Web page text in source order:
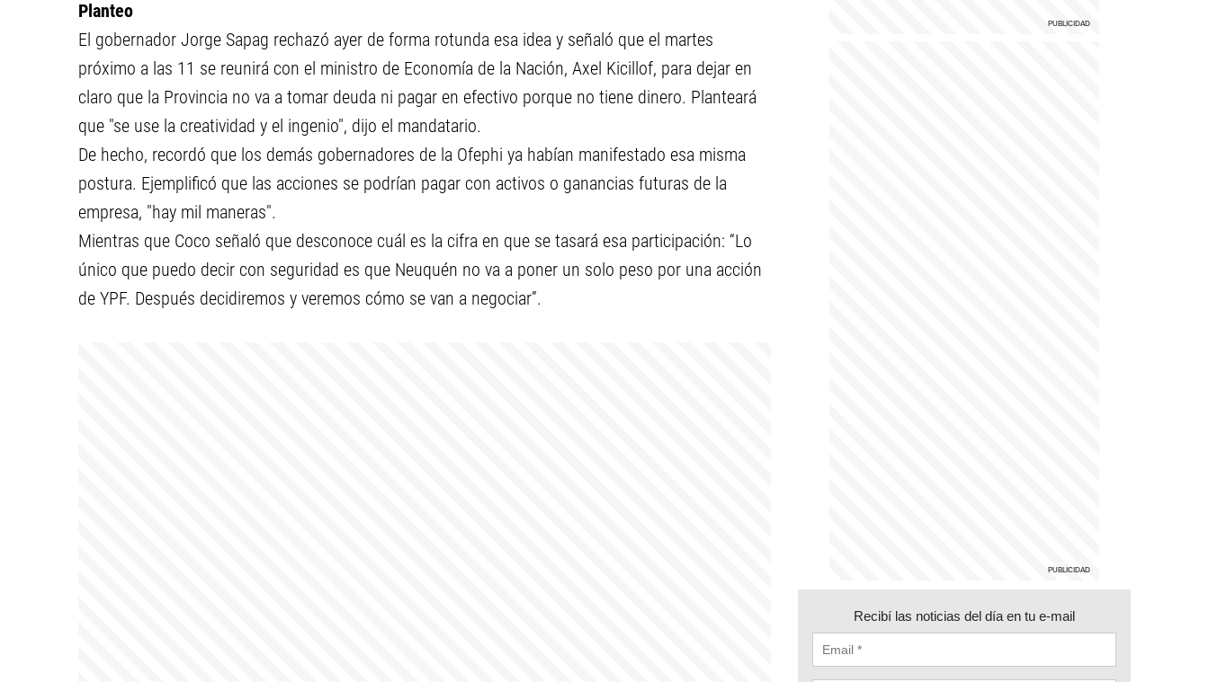
Planteo
El gobernador Jorge Sapag rechazó ayer de forma rotunda esa idea y señaló que el martes
próximo a las 11 se reunirá con el ministro de Economía de la Nación, Axel Kicillof, para dejar en
claro que la Provincia no va a tomar deuda ni pagar en efectivo porque no tiene dinero. Planteará
que "se use la creatividad y el ingenio", dijo el mandatario.
De hecho, recordó que los demás gobernadores de la Ofephi ya habían manifestado esa misma
postura. Ejemplificó que las acciones se podrían pagar con activos o ganancias futuras de la
empresa, "hay mil maneras".
Mientras que Coco señaló que desconoce cuál es la cifra en que se tasará esa participación: “Lo
único que puedo decir con seguridad es que Neuquén no va a poner un solo peso por una acción
de YPF. Después decidiremos y veremos cómo se van a negociar”.
Recibí las noticias del día en tu e-mail